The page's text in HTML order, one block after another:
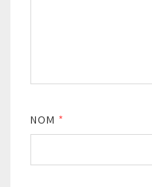
NOM *